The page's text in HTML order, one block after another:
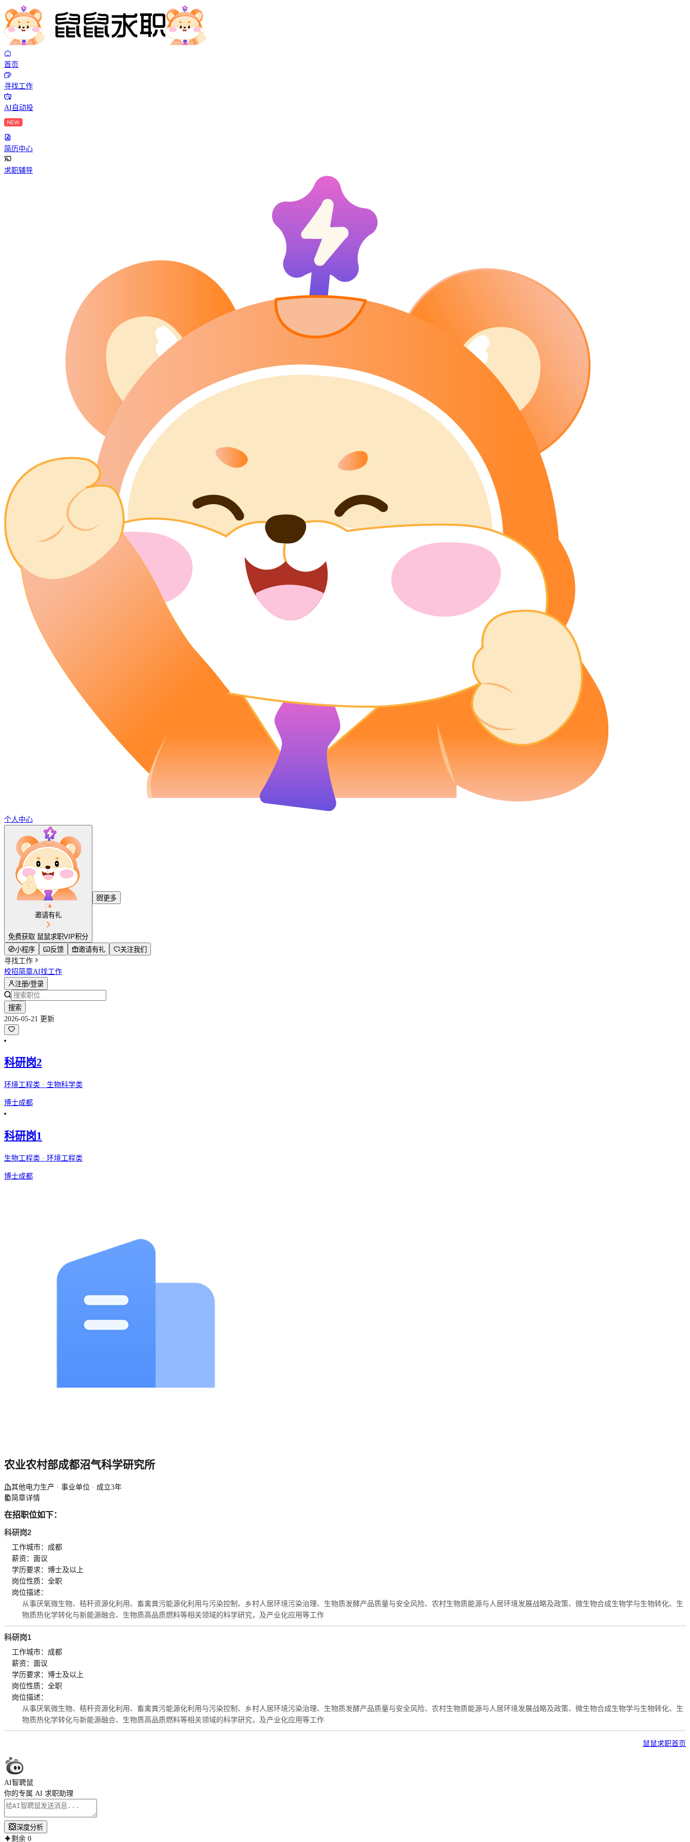
首页
寻找工作
AI自动投
简历中心
求职辅导
个人中心
邀请有礼
免费获取 鼠鼠求职VIP积分
更多
小程序 反馈 邀请有礼
关注我们
寻找工作
校招简章AI找工作
注册/登录
搜索
2026-05-21 更新
科研岗2
环境工程类 · 生物科学类
博士成都
科研岗1
生物工程类 · 环境工程类
博士成都
农业农村部成都沼气科学研究所
其他电力生产 · 事业单位 · 成立3年
简章详情
在招职位如下：
科研岗2
工作城市：成都
薪资：面议
学历要求：博士及以上
岗位性质：全职
岗位描述：
从事厌氧微生物、秸秆资源化利用、畜禽粪污能源化利用与污染控制、乡村人居环境污染治理、生物质发酵产品质量与安全风险、农村生物质能源与人居环境发展战略及政策、微生物合成生物学与生物转化、生
物质热化学转化与新能源融合、生物质高品质燃料等相关领域的科学研究，及产业化应用等工作
科研岗1
工作城市：成都
薪资：面议
学历要求：博士及以上
岗位性质：全职
岗位描述：
从事厌氧微生物、秸秆资源化利用、畜禽粪污能源化利用与污染控制、乡村人居环境污染治理、生物质发酵产品质量与安全风险、农村生物质能源与人居环境发展战略及政策、微生物合成生物学与生物转化、生
物质热化学转化与新能源融合、生物质高品质燃料等相关领域的科学研究，及产业化应用等工作
鼠鼠求职首页
AI智聘鼠
你的专属 AI 求职助理
深度分析
剩余 0